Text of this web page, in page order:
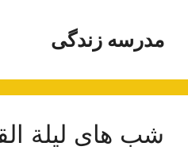
محتوامدرسه زندگی
شب های لیلة